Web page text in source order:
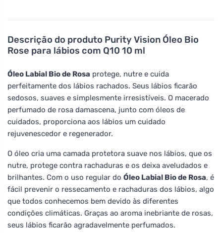
Descrição do produto Purity Vision Óleo Bio
Rose para lábios com Q10 10 ml
Óleo Labial Bio de Rosa protege, nutre e cuida
perfeitamente dos lábios rachados. Seus lábios ficarão
sedosos, suaves e simplesmente irresistíveis. O macerado
perfumado de rosa damascena, junto com óleos de
cuidados, proporciona aos lábios um cuidado
rejuvenescedor e regenerador.
O óleo cria uma camada protetora suave nos lábios, que os
nutre, protege contra rachaduras e os deixa aveludados e
brilhantes. Com o uso regular do Óleo Labial Bio de Rosa, é
fácil prevenir o ressecamento e rachaduras dos lábios, algo
que todos conhecemos bem devido às diferentes
condições climáticas. Graças ao aroma inebriante de rosas,
seus lábios ficarão agradavelmente perfumados.